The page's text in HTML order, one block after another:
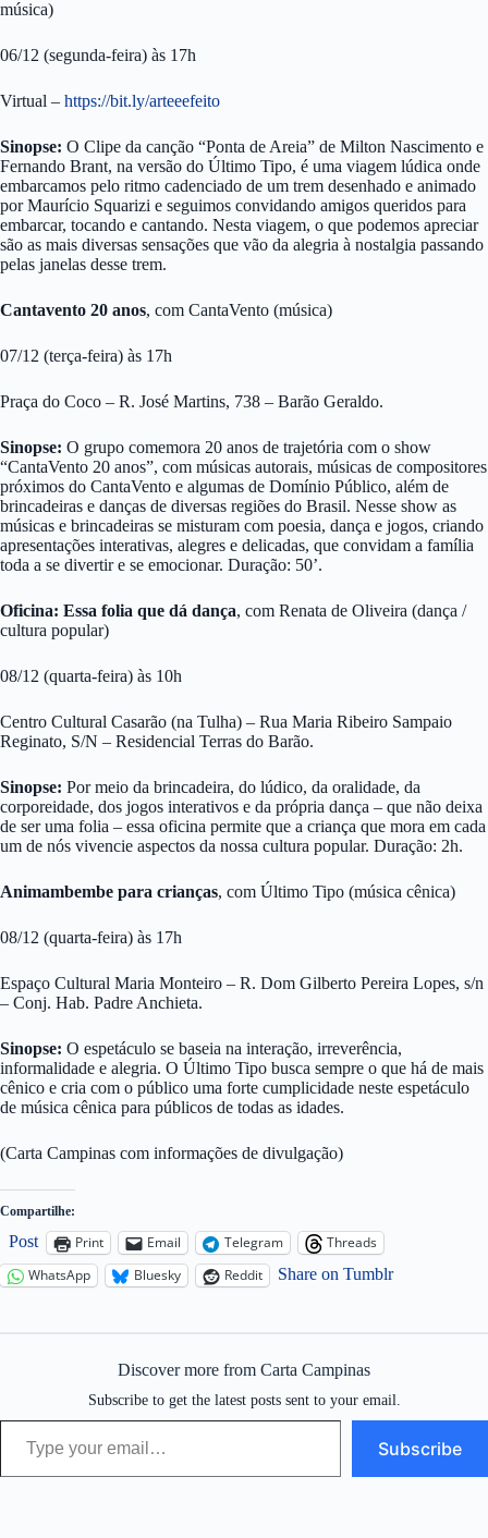
música)
06/12 (segunda-feira) às 17h
Virtual – https://bit.ly/arteeefeito
Sinopse: O Clipe da canção “Ponta de Areia” de Milton Nascimento e
Fernando Brant, na versão do Último Tipo, é uma viagem lúdica onde
embarcamos pelo ritmo cadenciado de um trem desenhado e animado
por Maurício Squarizi e seguimos convidando amigos queridos para
embarcar, tocando e cantando. Nesta viagem, o que podemos apreciar
são as mais diversas sensações que vão da alegria à nostalgia passando
pelas janelas desse trem.
Cantavento 20 anos, com CantaVento (música)
07/12 (terça-feira) às 17h
Praça do Coco – R. José Martins, 738 – Barão Geraldo.
Sinopse: O grupo comemora 20 anos de trajetória com o show
“CantaVento 20 anos”, com músicas autorais, músicas de compositores
próximos do CantaVento e algumas de Domínio Público, além de
brincadeiras e danças de diversas regiões do Brasil. Nesse show as
músicas e brincadeiras se misturam com poesia, dança e jogos, criando
apresentações interativas, alegres e delicadas, que convidam a família
toda a se divertir e se emocionar. Duração: 50’.
Oficina: Essa folia que dá dança, com Renata de Oliveira (dança /
cultura popular)
08/12 (quarta-feira) às 10h
Centro Cultural Casarão (na Tulha) – Rua Maria Ribeiro Sampaio
Reginato, S/N – Residencial Terras do Barão.
Sinopse: Por meio da brincadeira, do lúdico, da oralidade, da
corporeidade, dos jogos interativos e da própria dança – que não deixa
de ser uma folia – essa oficina permite que a criança que mora em cada
um de nós vivencie aspectos da nossa cultura popular. Duração: 2h.
Animambembe para crianças, com Último Tipo (música cênica)
08/12 (quarta-feira) às 17h
Espaço Cultural Maria Monteiro – R. Dom Gilberto Pereira Lopes, s/n
– Conj. Hab. Padre Anchieta.
Sinopse: O espetáculo se baseia na interação, irreverência,
informalidade e alegria. O Último Tipo busca sempre o que há de mais
cênico e cria com o público uma forte cumplicidade neste espetáculo
de música cênica para públicos de todas as idades.
(Carta Campinas com informações de divulgação)
Compartilhe:
Post Print Email Telegram
Threads
WhatsApp
Bluesky Reddit Share on Tumblr
Discover more from Carta Campinas
Subscribe to get the latest posts sent to your email.
Type your email…
Subscribe